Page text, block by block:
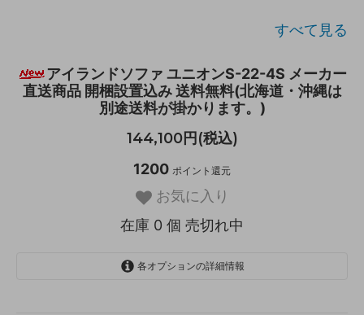
すべて見る
アイランドソファ ユニオンS-22-4S メーカー
直送商品 開梱設置込み 送料無料(北海道・沖縄は
別途送料が掛かります。)
144,100円(税込)
1200 ポイント還元
お気に入り
在庫 0 個 売切れ中
各オプションの詳細情報